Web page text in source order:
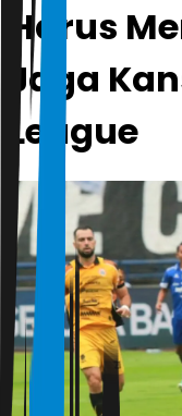
Harus
Jaga
League